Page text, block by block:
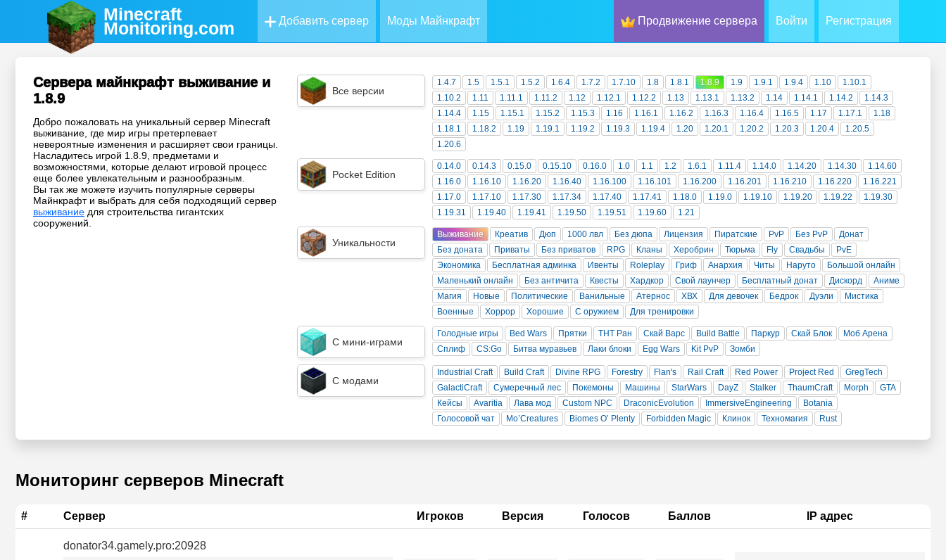
Minecraft
Monitoring.com Добавить сервер Моды Майнкрафт Продвижение сервера Войти Регистрация
Сервера майнкрафт выживание и
1.8.9
Добро пожаловать на уникальный сервер Minecraft
выживание, где мир игры претерпевает
невероятные изменения и расширяет свои границы.
Насладитесь игрой 1.8.9, предметами и
возможностями, которые делают игровой процесс
еще более увлекательным и разнообразным.
Вы так же можете изучить популярные серверы
Майнкрафт и выбрать для себя подходящий сервер
выживание для строительства гигантских
сооружений.
Все версии
1.4.7 1.5 1.5.1 1.5.2 1.6.4 1.7.2 1.7.10 1.8 1.8.1 1.8.9 1.9 1.9.1 1.9.4 1.10
1.10.1
1.10.2
1.11 1.11.1 1.11.2 1.12 1.12.1 1.12.2 1.13 1.13.1 1.13.2 1.14 1.14.1 1.14.2
1.14.3
1.14.4
1.15 1.15.1 1.15.2 1.15.3 1.16 1.16.1 1.16.2 1.16.3 1.16.4 1.16.5 1.17 1.17.1
1.18
1.18.1
1.18.2 1.19 1.19.1 1.19.2 1.19.3 1.19.4 1.20 1.20.1 1.20.2 1.20.3 1.20.4
1.20.5
1.20.6
Pocket Edition
0.14.0 0.14.3 0.15.0 0.15.10 0.16.0 1.0 1.1 1.2 1.6.1 1.11.4 1.14.0 1.14.20 1.14.30
1.14.60
1.16.0
1.16.10 1.16.20 1.16.40 1.16.100 1.16.101 1.16.200 1.16.201 1.16.210 1.16.220
1.16.221
1.17.0
1.17.10 1.17.30 1.17.34 1.17.40 1.17.41 1.18.0 1.19.0 1.19.10 1.19.20 1.19.22
1.19.30
1.19.31
1.19.40 1.19.41 1.19.50 1.19.51 1.19.60 1.21
Уникальности
Выживание Креатив Дюп 1000 лвл Без дюпа Лицензия Пиратские PvP Без PvP
Донат
Без доната
Приваты Без приватов RPG Кланы Херобрин Тюрьма Fly Свадьбы
PvE
Экономика
Бесплатная админка Ивенты Roleplay Гриф Анархия Читы Наруто
Большой онлайн
Маленький онлайн
Без античита Квесты Хардкор Свой лаунчер Бесплатный донат Дискорд
Аниме
Магия
Новые Политические Ванильные Атернос ХВХ Для девочек Бедрок Дуэли
Мистика
Военные
Хоррор Хорошие С оружием Для тренировки
С мини-играми
Голодные игры Bed Wars Прятки ТНТ Ран Скай Варс Build Battle Паркур Скай Блок
Моб Арена
Сплиф
CS:Go Битва муравьев Лаки блоки Egg Wars Kit PvP Зомби
С модами
Industrial Craft Build Craft Divine RPG Forestry Flan's Rail Craft Red Power Project Red
GregTech
GalactiCraft
Сумеречный лес Покемоны Машины StarWars DayZ Stalker ThaumCraft Morph
GTA
Кейсы
Avaritia Лава мод Custom NPC DraconicEvolution ImmersiveEngineering
Botania
Голосовой чат
Mo’Creatures Biomes O’ Plenty Forbidden Magic Клинок Техномагия Rust
Мониторинг серверов Minecraft
# Сервер Игроков Версия Голосов Баллов IP адрес
donator34.gamely.pro:20928